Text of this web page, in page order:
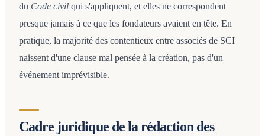
du Code civil qui s'appliquent, et elles ne correspondent
presque jamais à ce que les fondateurs avaient en tête. En
pratique, la majorité des contentieux entre associés de SCI
naissent d'une clause mal pensée à la création, pas d'un
événement imprévisible.
Cadre juridique de la rédaction des